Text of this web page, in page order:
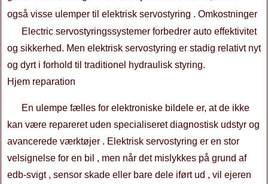
også visse ulemper til elektrisk servostyring . Omkostninger
Electric servostyringssystemer forbedrer auto effektivitet
og sikkerhed. Men elektrisk servostyring er stadig relativt nyt
og dyrt i forhold til traditionel hydraulisk styring.
Hjem reparation
En ulempe fælles for elektroniske bildele er, at de ikke
kan være repareret uden specialiseret diagnostisk udstyr og
avancerede værktøjer . Elektrisk servostyring er en stor
velsignelse for en bil , men når det mislykkes på grund af
edb-svigt , sensor skade eller bare dele iført ud , vil ejeren